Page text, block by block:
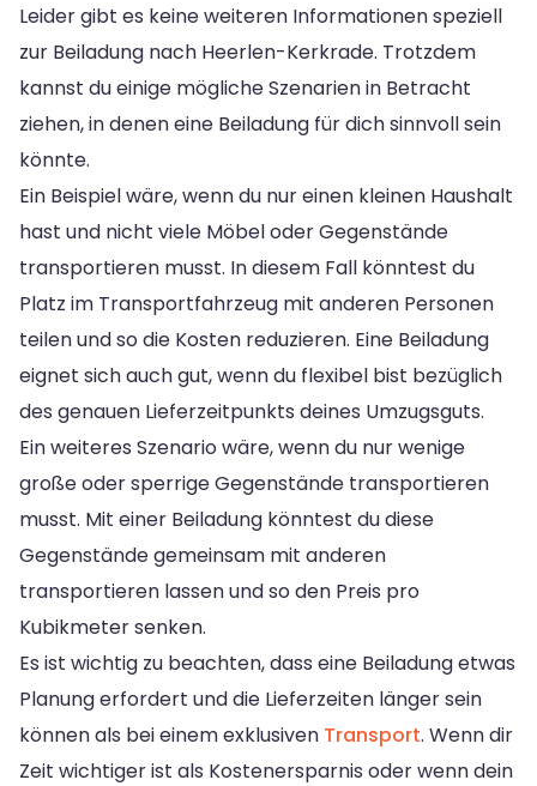
Leider gibt es keine weiteren Informationen speziell
zur Beiladung nach Heerlen-Kerkrade. Trotzdem
kannst du einige mögliche Szenarien in Betracht
ziehen, in denen eine Beiladung für dich sinnvoll sein
könnte.
Ein Beispiel wäre, wenn du nur einen kleinen Haushalt
hast und nicht viele Möbel oder Gegenstände
transportieren musst. In diesem Fall könntest du
Platz im Transportfahrzeug mit anderen Personen
teilen und so die Kosten reduzieren. Eine Beiladung
eignet sich auch gut, wenn du flexibel bist bezüglich
des genauen Lieferzeitpunkts deines Umzugsguts.
Ein weiteres Szenario wäre, wenn du nur wenige
große oder sperrige Gegenstände transportieren
musst. Mit einer Beiladung könntest du diese
Gegenstände gemeinsam mit anderen
transportieren lassen und so den Preis pro
Kubikmeter senken.
Es ist wichtig zu beachten, dass eine Beiladung etwas
Planung erfordert und die Lieferzeiten länger sein
können als bei einem exklusiven Transport. Wenn dir
Zeit wichtiger ist als Kostenersparnis oder wenn dein